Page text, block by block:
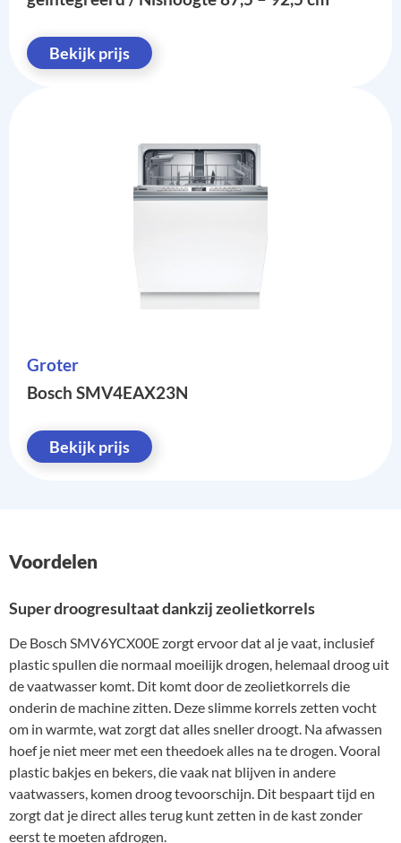
Bekijk prijs
Groter
Bosch SMV4EAX23N
Bekijk prijs
Voordelen
Super droogresultaat dankzij zeolietkorrels
De Bosch SMV6YCX00E zorgt ervoor dat al je vaat, inclusief
plastic spullen die normaal moeilijk drogen, helemaal droog uit
de vaatwasser komt. Dit komt door de zeolietkorrels die
onderin de machine zitten. Deze slimme korrels zetten vocht
om in warmte, wat zorgt dat alles sneller droogt. Na afwassen
hoef je niet meer met een theedoek alles na te drogen. Vooral
plastic bakjes en bekers, die vaak nat blijven in andere
vaatwassers, komen droog tevoorschijn. Dit bespaart tijd en
zorgt dat je direct alles terug kunt zetten in de kast zonder
eerst te moeten afdrogen.